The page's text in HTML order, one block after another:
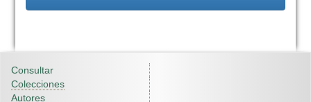
Consultar
Colecciones
Autores